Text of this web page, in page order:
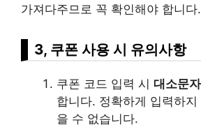
가져다주므로 꼭 확인해야 합니다.
3, 쿠폰 사용 시 유의사항
쿠폰 코드 입력 시 대소문
합니다. 정확하게 입력하
을 수 없습니다.